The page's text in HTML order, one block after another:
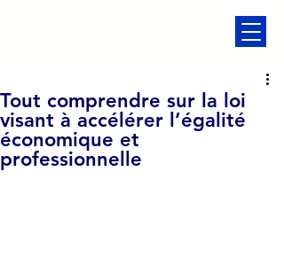
Tout comprendre sur la loi
visant à accélérer l’égalité
économique et
professionnelle